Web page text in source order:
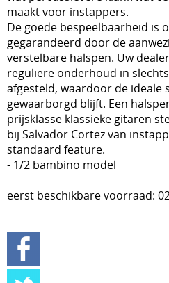
maakt voor instappers.
De goede bespeelbaarheid is
gegarandeerd door de
verstelbare halspen. Uw
reguliere onderhoud in
afgesteld, waardoor de ideale
gewaarborgd blijft. Een
prijsklasse klassieke gitaren
bij Salvador Cortez van
standaard feature.
- 1/2 bambino model
eerst beschikbare voorraad: